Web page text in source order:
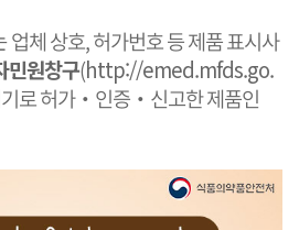
​업체 상호, 허가번호 등 제품 표시사
민원창구​(http://emed.mfds.go.
로 허가‧인증‧신고한 제품인